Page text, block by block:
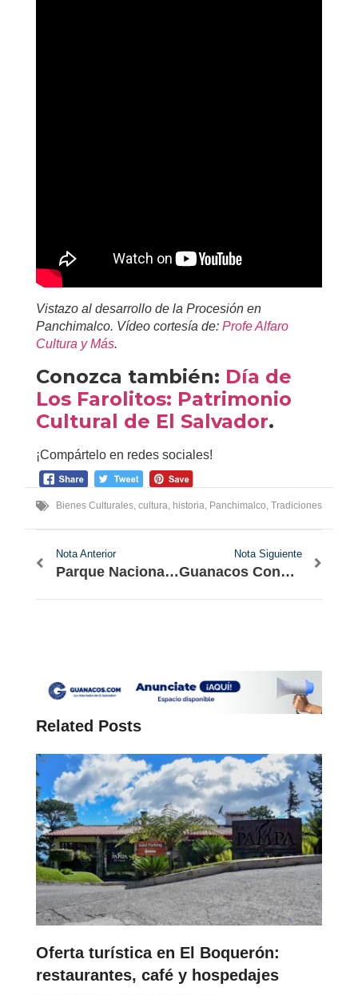
Vistazo al desarrollo de la Procesión en
Panchimalco. Vídeo cortesía de: Profe Alfaro
Cultura y Más.
Conozca también: Día de
Los Farolitos: Patrimonio
Cultural de El Salvador.
¡Compártelo en redes sociales!
Bienes Culturales, cultura, historia, Panchimalco, Tradiciones
Nota Anterior
Parque Nacional San Diego y San Felipe Las Barras, Área Natural de El Salvador
Nota Siguiente
Guanacos Concierge, servicio todo en uno para tus viajes
Related Posts
Oferta turística en El Boquerón:
restaurantes, café y hospedajes